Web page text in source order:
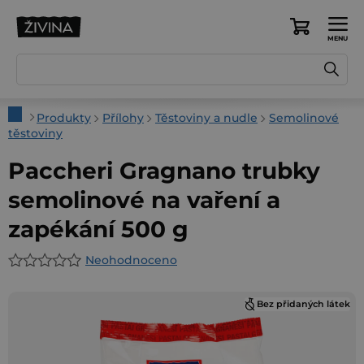
Nákupní
DomůProdukty Přílohy Těstoviny a nudle
Semolinové
těstoviny
Paccheri Gragnano trubky
semolinové na vaření a
zapékání 500 g
Průměrné
Neohodnoceno
Bez přidaných látek